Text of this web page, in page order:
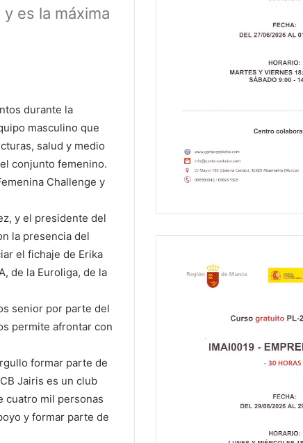
es la máxima
durante la
masculino que
salud y medio
conjunto femenino.
Challenge y
y el presidente del
la presencia del
el fichaje de Erika
de la Euroliga, de la
senior por parte del
permite afrontar con
formar parte de
Jairis es un club
cuatro mil personas
y formar parte de